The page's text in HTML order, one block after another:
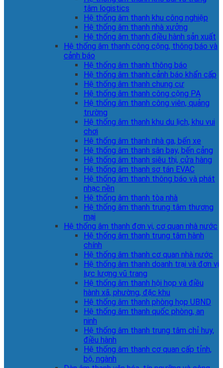
tâm logistics
Hệ thống âm thanh khu công nghiệp
Hệ thống âm thanh nhà xưởng
Hệ thống âm thanh điều hành sản xuất
Hệ thống âm thanh công cộng, thông báo và
cảnh báo
Hệ thống âm thanh thông báo
Hệ thống âm thanh cảnh báo khẩn cấp
Hệ thống âm thanh chung cư
Hệ thống âm thanh công cộng PA
Hệ thống âm thanh công viên, quảng
trường
Hệ thống âm thanh khu du lịch, khu vui
chơi
Hệ thống âm thanh nhà ga, bến xe
Hệ thống âm thanh sân bay, bến cảng
Hệ thống âm thanh siêu thị, cửa hàng
Hệ thống âm thanh sơ tán EVAC
Hệ thống âm thanh thông báo và phát
nhạc nền
Hệ thống âm thanh tòa nhà
Hệ thống âm thanh trung tâm thương
mại
Hệ thống âm thanh đơn vị, cơ quan nhà nước
Hệ thống âm thanh trung tâm hành
chính
Hệ thống âm thanh cơ quan nhà nước
Hệ thống âm thanh doanh trại và đơn vị
lực lượng vũ trang
Hệ thống âm thanh hội họp và điều
hành xã, phường, đặc khu
Hệ thống âm thanh phòng họp UBND
Hệ thống âm thanh quốc phòng, an
ninh
Hệ thống âm thanh trung tâm chỉ huy,
điều hành
Hệ thống âm thanh cơ quan cấp tỉnh,
bộ, ngành